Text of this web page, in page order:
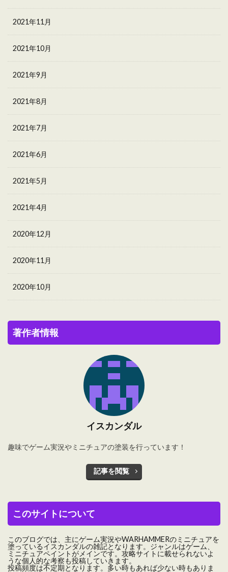
2021年11月
2021年10月
2021年9月
2021年8月
2021年7月
2021年6月
2021年5月
2021年4月
2020年12月
2020年11月
2020年10月
著作者情報
イスカンダル
趣味でゲーム実況やミニチュアの塗装を行っています！
記事を閲覧
このサイトについて
このブログでは、主にゲーム実況やWARHAMMERのミニチュアを
塗っているイスカンダルの雑記となります。ジャンルはゲーム、
ミニチュアペイントがメインです。攻略サイトに載せられないよ
うな個人的な考察も投稿していきます。
投稿頻度は不定期となります。多い時もあれば少ない時もありま